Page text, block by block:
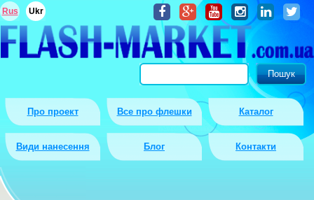
Про проект Все про флешки Каталог
Види нанесення Блог Контакти
Rus Ukr